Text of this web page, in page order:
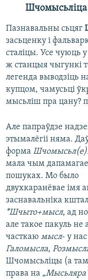
Шчомысьліца
Пазнавальны сьцяг
засьценку і
сталіцы. Усе чуюць
ж станцыя чыгункі
легенда выводзіць
купцом, чамусьці
мысьліш пра цану?
Але папраўдзе
этымалёгіі няма.
форма
мала чым
пошуках. Мо было
двухкаранёвае імя
заснавальніка
*Шчыто+мысл, ад
але такое пакуль не
часткаю мысл- у
Галомысла,
Шчомысьліцы (а там
права на „